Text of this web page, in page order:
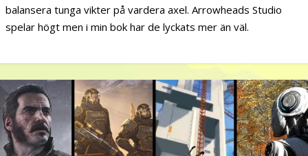
balansera tunga vikter på vardera axel. Arrowheads Studio
spelar högt men i min bok har de lyckats mer än väl.